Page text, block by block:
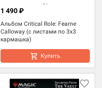
Альбом Critical Role: Fearne
Calloway (с листами по 3x3
кармашка)
1 490 ₽
Купить